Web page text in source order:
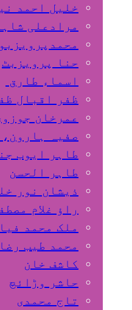
خلیل احمد
مرادعلی
حنا پرویزبٹ
اسماء طارق
ظفر اقبال
عمرخان
صفیہ
طاہر ایوب
طاہر الحسن
ذیشان نور
راﺅ غلام
ملک محمد
محمد طیب
کاشف خان
حاشر وڑائچ
تاج محمدی